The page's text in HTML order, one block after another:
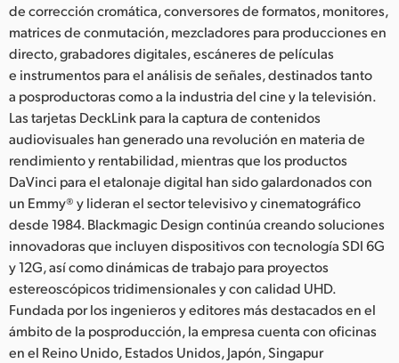
de corrección cromática, conversores de formatos, monitores,
matrices de conmutación, mezcladores para producciones en
directo, grabadores digitales, escáneres de películas
e instrumentos para el análisis de señales, destinados tanto
a posproductoras como a la industria del cine y la televisión.
Las tarjetas DeckLink para la captura de contenidos
audiovisuales han generado una revolución en materia de
rendimiento y rentabilidad, mientras que los productos
DaVinci para el etalonaje digital han sido galardonados con
un Emmy® y lideran el sector televisivo y cinematográfico
desde 1984. Blackmagic Design continúa creando soluciones
innovadoras que incluyen dispositivos con tecnología SDI 6G
y 12G, así como dinámicas de trabajo para proyectos
estereoscópicos tridimensionales y con calidad UHD.
Fundada por los ingenieros y editores más destacados en el
ámbito de la posproducción, la empresa cuenta con oficinas
en el Reino Unido, Estados Unidos, Japón, Singapur